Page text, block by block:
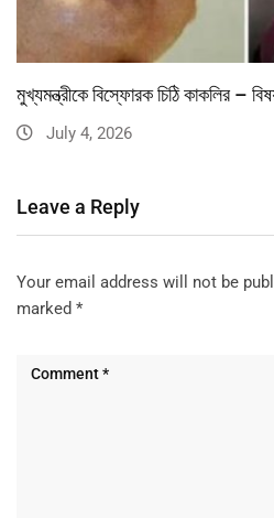
মুখ্যমন্ত্রীকে বিস্ফোরক চিঠি কাকলির –
July 4, 2026
Leave a Reply
Your email address will not be
marked *